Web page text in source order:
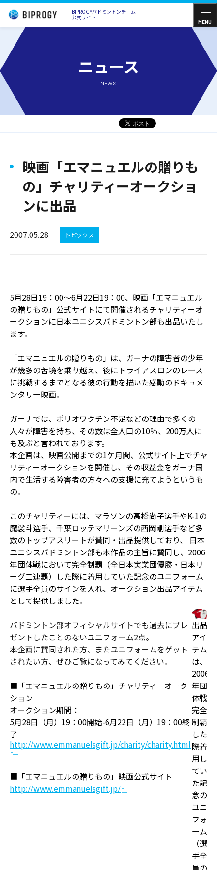
BIPROGYバドミントンチーム
公式サイト
MENU
ニュース
NEWS
映画「エマニュエルの贈りも
の」チャリティーオークショ
ンに出品
2007.05.28 トピックス
5月28日19：00〜6月22日19：00、映画「エマニュエル
の贈りもの」公式サイトにて開催されるチャリティーオ
ークションに日本ユニシスバドミントン部も出品いたし
ます。
「エマニュエルの贈りもの」は、ガーナの障害者の少年
が幾多の苦境を乗り越え、後にトライアスロンのレース
に挑戦するまでとなる彼の行動を描いた感動のドキュメ
ンタリー映画。
ガーナでは、ポリオワクチン不足などの理由で多くの
人々が障害を持ち、その数は全人口の10％、200万人に
も及ぶと言われております。
本企画は、映画公開までの1ケ月間、公式サイト上でチャ
リティーオークションを開催し、その収益金をガーナ国
内で生活する障害者の方々への支援に充てようというも
の。
このチャリティーには、マラソンの高橋尚子選手やK-1の
魔裟斗選手、千葉ロッテマリーンズの西岡剛選手など多
数のトップアスリートが賛同・出品提供しており、 日本
ユニシスバドミントン部も本作品の主旨に賛同し、2006
年団体戦において完全制覇（全日本実業団優勝・日本リ
ーグ二連覇）した際に着用していた記念のユニフォーム
に選手全員のサインを入れ、オークション出品アイテム
として提供しました。
バドミントン部オフィシャルサイトでも過去にプレ
ゼントしたことのないユニフォーム2点。
本企画に賛同された方、またユニフォームをゲット
されたい方、ぜひご覧になってみてください。
■「エマニュエルの贈りもの」チャリティーオーク
ション
オークション期間：
5月28日（月）19：00開始-6月22日（月）19：00終
了
http://www.emmanuelsgift.jp/charity/charity.html
■「エマニュエルの贈りもの」映画公式サイト
http://www.emmanuelsgift.jp/
出品
アイ
テム
は、
2006
年団
体戦
完全
制覇
した
際着
用し
てい
た記
念の
ユニ
フォ
ーム
（選
手全
員の